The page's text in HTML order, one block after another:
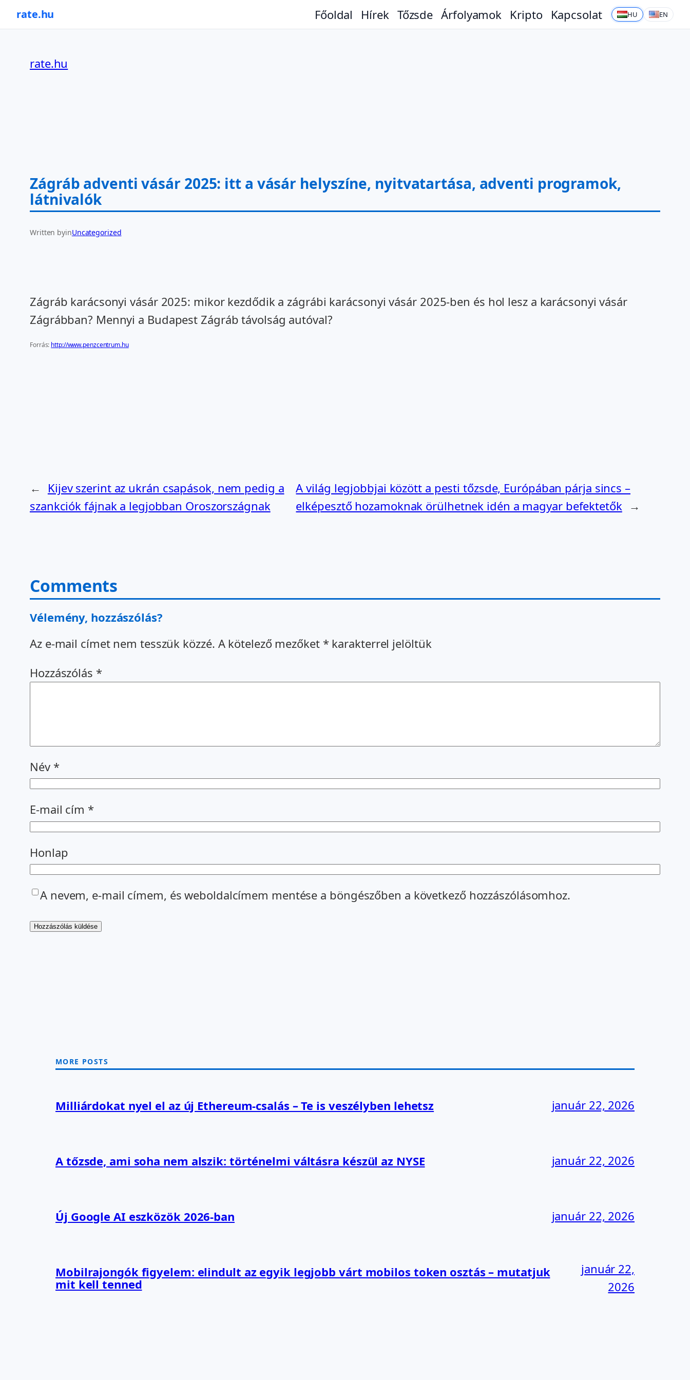
rate.hu Főoldal Hírek Tőzsde Árfolyamok Kripto Kapcsolat HU EN
rate.hu
Zágráb adventi vásár 2025: itt a vásár helyszíne, nyitvatartása, adventi programok,
látnivalók
Written byinUncategorized
Zágráb karácsonyi vásár 2025: mikor kezdődik a zágrábi karácsonyi vásár 2025-ben és hol lesz a karácsonyi vásár
Zágrábban? Mennyi a Budapest Zágráb távolság autóval?
Forrás: http://www.penzcentrum.hu
←
Kijev szerint az ukrán csapások, nem pedig a
szankciók fájnak a legjobban Oroszországnak
A világ legjobbjai között a pesti tőzsde, Európában párja sincs –
elképesztő hozamoknak örülhetnek idén a magyar befektetők →
Comments
Vélemény, hozzászólás?
Az e-mail címet nem tesszük közzé. A kötelező mezőket * karakterrel jelöltük
Hozzászólás *
Név *
E-mail cím *
Honlap
A nevem, e-mail címem, és weboldalcímem mentése a böngészőben a következő hozzászólásomhoz.
MORE POSTS
Milliárdokat nyel el az új Ethereum-csalás – Te is veszélyben lehetsz január 22, 2026
A tőzsde, ami soha nem alszik: történelmi váltásra készül az NYSE január 22, 2026
Új Google AI eszközök 2026-ban január 22, 2026
Mobilrajongók figyelem: elindult az egyik legjobb várt mobilos token osztás – mutatjuk
mit kell tenned
január 22,
2026